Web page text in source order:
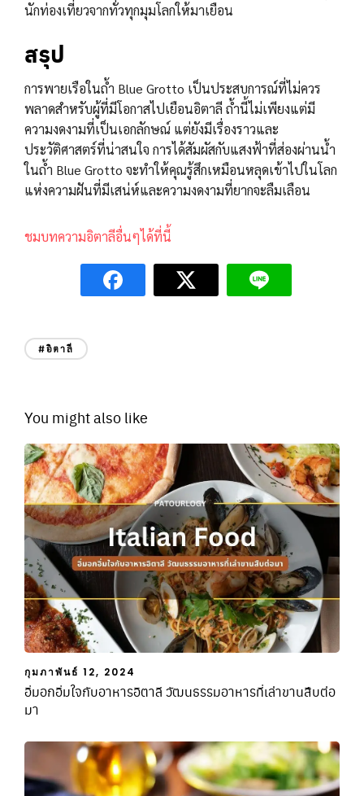
นักท่องเที่ยวจากทั่วทุกมุมโลกให้มาเยือน
สรุป
การพายเรือในถ้ำ Blue Grotto เป็นประสบการณ์ที่ไม่ควร
พลาดสำหรับผู้ที่มีโอกาสไปเยือนอิตาลี ถ้ำนี้ไม่เพียงแต่มี
ความงดงามที่เป็นเอกลักษณ์ แต่ยังมีเรื่องราวและ
ประวัติศาสตร์ที่น่าสนใจ การได้สัมผัสกับแสงฟ้าที่ส่องผ่านน้ำ
ในถ้ำ Blue Grotto จะทำให้คุณรู้สึกเหมือนหลุดเข้าไปในโลก
แห่งความฝันที่มีเสน่ห์และความงดงามที่ยากจะลืมเลือน
ชมบทความอิตาลีอื่นๆได้ที่นี้
#อิตาลี
You might also like
กุมภาพันธ์ 12, 2024
อิ่มอกอิ่มใจกับอาหารอิตาลี วัฒนธรรมอาหารที่เล่าขานสืบต่อ
มา